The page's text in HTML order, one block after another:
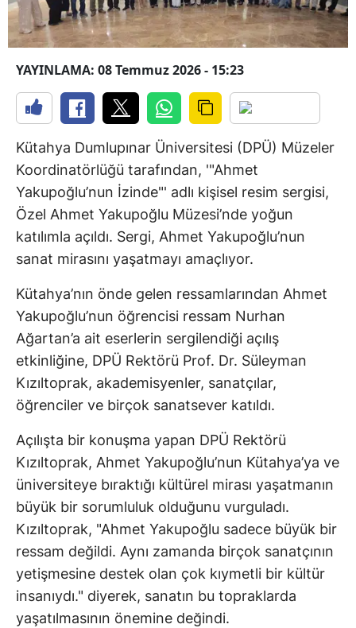
YAYINLAMA: 08 Temmuz 2026 - 15:23
Kütahya Dumlupınar Üniversitesi (DPÜ) Müzeler
Koordinatörlüğü tarafından, '"Ahmet
Yakupoğlu’nun İzinde"' adlı kişisel resim sergisi,
Özel Ahmet Yakupoğlu Müzesi’nde yoğun
katılımla açıldı. Sergi, Ahmet Yakupoğlu’nun
sanat mirasını yaşatmayı amaçlıyor.
Kütahya’nın önde gelen ressamlarından Ahmet
Yakupoğlu’nun öğrencisi ressam Nurhan
Ağartan’a ait eserlerin sergilendiği açılış
etkinliğine, DPÜ Rektörü Prof. Dr. Süleyman
Kızıltoprak, akademisyenler, sanatçılar,
öğrenciler ve birçok sanatsever katıldı.
Açılışta bir konuşma yapan DPÜ Rektörü
Kızıltoprak, Ahmet Yakupoğlu’nun Kütahya’ya ve
üniversiteye bıraktığı kültürel mirası yaşatmanın
büyük bir sorumluluk olduğunu vurguladı.
Kızıltoprak, "Ahmet Yakupoğlu sadece büyük bir
ressam değildi. Aynı zamanda birçok sanatçının
yetişmesine destek olan çok kıymetli bir kültür
insanıydı." diyerek, sanatın bu topraklarda
yaşatılmasının önemine değindi.